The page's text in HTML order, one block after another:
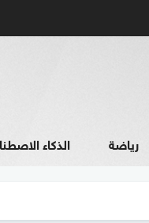
رياضة الذكاء